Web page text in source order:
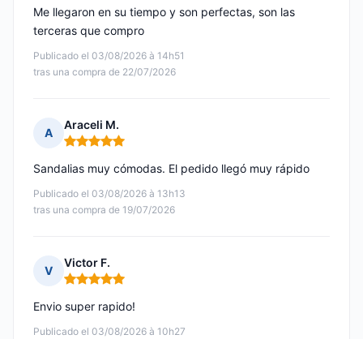
Publicado el 03/08/2026 à 14h51
tras una compra de 22/07/2026
Me llegaron en su tiempo y son perfectas, son las
terceras que compro
A
Araceli M.
Nota: 5 de 5
Publicado el 03/08/2026 à 13h13
tras una compra de 19/07/2026
Sandalias muy cómodas. El pedido llegó muy rápido
V
Victor F.
Nota: 5 de 5
Publicado el 03/08/2026 à 10h27
Envio super rapido!